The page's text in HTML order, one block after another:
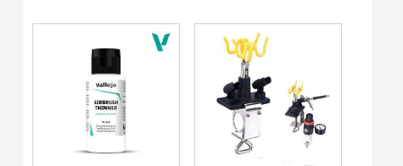
Livraison offerte en France métropolitaine pour 250€ d'achats
Paiement en 4x sans frais dès 30€ d'achats
Votre devis en ligne en moins d'1 minute
Partagez vos créations et obtenez des bons d'achat
Gagnez des points de fidélité à chaque commande